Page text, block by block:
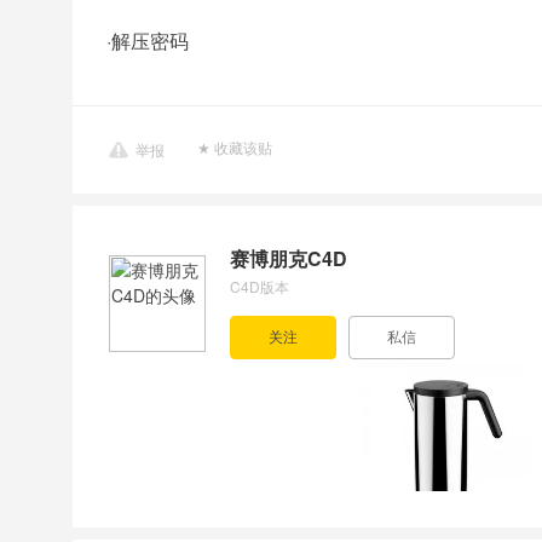
·解压密码
举报
赛博朋克C4D
C4D版本